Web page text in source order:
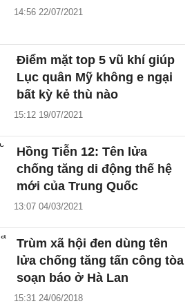
14:56 22/07/2021
Điểm mặt top 5 vũ khí giúp
Lục quân Mỹ không e ngại
bất kỳ kẻ thù nào
15:12 19/07/2021
Hồng Tiễn 12: Tên lửa
chống tăng di động thế hệ
mới của Trung Quốc
13:07 04/03/2021
Trùm xã hội đen dùng tên
lửa chống tăng tấn công tòa
soạn báo ở Hà Lan
15:31 24/06/2018